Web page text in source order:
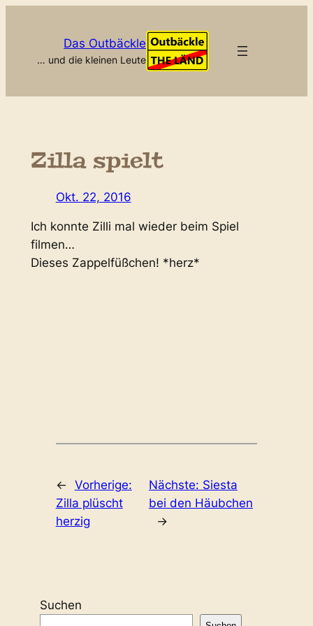
Das Outbäckle
… und die kleinen Leute
Zilla spielt
Okt. 22, 2016
Ich konnte Zilli mal wieder beim Spiel
filmen…
Dieses Zappelfüßchen! *herz*
← Vorherige:
Zilla plüscht
herzig
Nächste: Siesta
bei den Häubchen
→
Suchen